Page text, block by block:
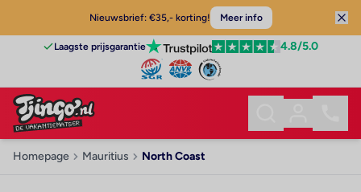
Nieuwsbrief: €35,- korting! Meer info
Laagste prijsgarantie 4.8/5.0
Homepage Mauritius North Coast